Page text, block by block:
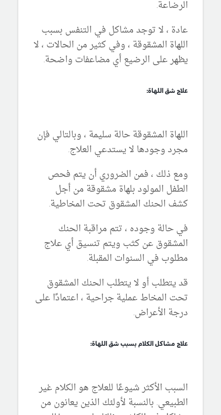
الرضاعة.
عادة ، لا توجد مشاكل في التنفس بسبب
اللهاة المشقوقة ، وفي كثير من الحالات ، لا
يظهر على الرضيع أي مضاعفات واضحة.
علاج شق اللهاة:
اللهاة المشقوقة حالة سليمة ، وبالتالي فإن
مجرد وجودها لا يستدعي العلاج.
ومع ذلك ، فمن الضروري أن يتم فحص
الطفل المولود بلهاة مشقوقة من أجل
كشف الحنك المشقوق تحت المخاطية.
في حالة وجوده ، تتم مراقبة الحنك
المشقوق عن كثب ويتم تنسيق أي علاج
مطلوب في السنوات المقبلة.
قد يتطلب أو لا يتطلب الحنك المشقوق
تحت المخاط عملية جراحية ، اعتمادًا على
درجة الأعراض.
علاج مشاكل الكلام بسبب شق اللهاة:
السبب الأكثر شيوعًا للعلاج هو الكلام غير
الطبيعي. بالنسبة لأولئك الذين يعانون من